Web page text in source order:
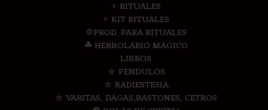
♆ RITUALES
♆ KIT RITUALES
✡PROD. PARA RITUALES
☘ HERBOLARIO MAGICO
LIBROS
⛤ PENDULOS
⛤ RADIESTESIA
⛤ VARITAS, DAGAS,BASTONES, CETROS